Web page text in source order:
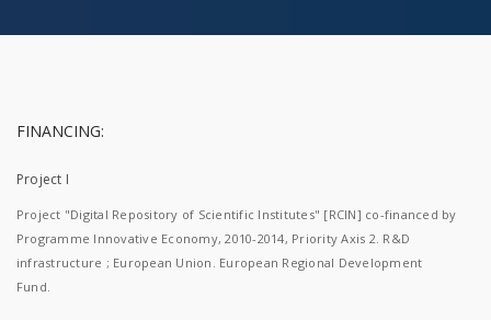
FINANCING:
Project I
Project "Digital Repository of Scientific Institutes" [RCIN] co-financed by
Programme Innovative Economy, 2010-2014, Priority Axis 2. R&D
infrastructure ; European Union. European Regional Development
Fund.